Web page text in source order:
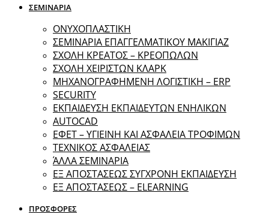
ΣΕΜΙΝΑΡΙΑ
ΟΝΥΧΟΠΛΑΣΤΙΚΗ
ΣΕΜΙΝΑΡΙΑ ΕΠΑΓΓΕΛΜΑΤΙΚΟΥ ΜΑΚΙΓΙΑΖ
ΣΧΟΛΗ ΚΡΕΑΤΟΣ – ΚΡΕΟΠΩΛΩΝ
ΣΧΟΛΗ ΧΕΙΡΙΣΤΩΝ ΚΛΑΡΚ
ΜΗΧΑΝΟΓΡΑΦΗΜΕΝΗ ΛΟΓΙΣΤΙΚΗ – ERP
SECURITY
ΕΚΠΑΙΔΕΥΣΗ ΕΚΠΑΙΔΕΥΤΩΝ ΕΝΗΛΙΚΩΝ
ΑUTOCAD
ΕΦΕΤ – ΥΓΙΕΙΝΗ ΚΑΙ ΑΣΦΑΛΕΙΑ ΤΡΟΦΙΜΩΝ
ΤΕΧΝΙΚΟΣ ΑΣΦΑΛΕΙΑΣ
ΆΛΛΑ ΣΕΜΙΝΑΡΙΑ
EΞ ΑΠΟΣΤΑΣΕΩΣ ΣΥΓΧΡΟΝΗ ΕΚΠΑΙΔΕΥΣΗ
ΕΞ ΑΠΟΣΤΑΣΕΩΣ – ELEARNING
ΠΡΟΣΦΟΡΕΣ